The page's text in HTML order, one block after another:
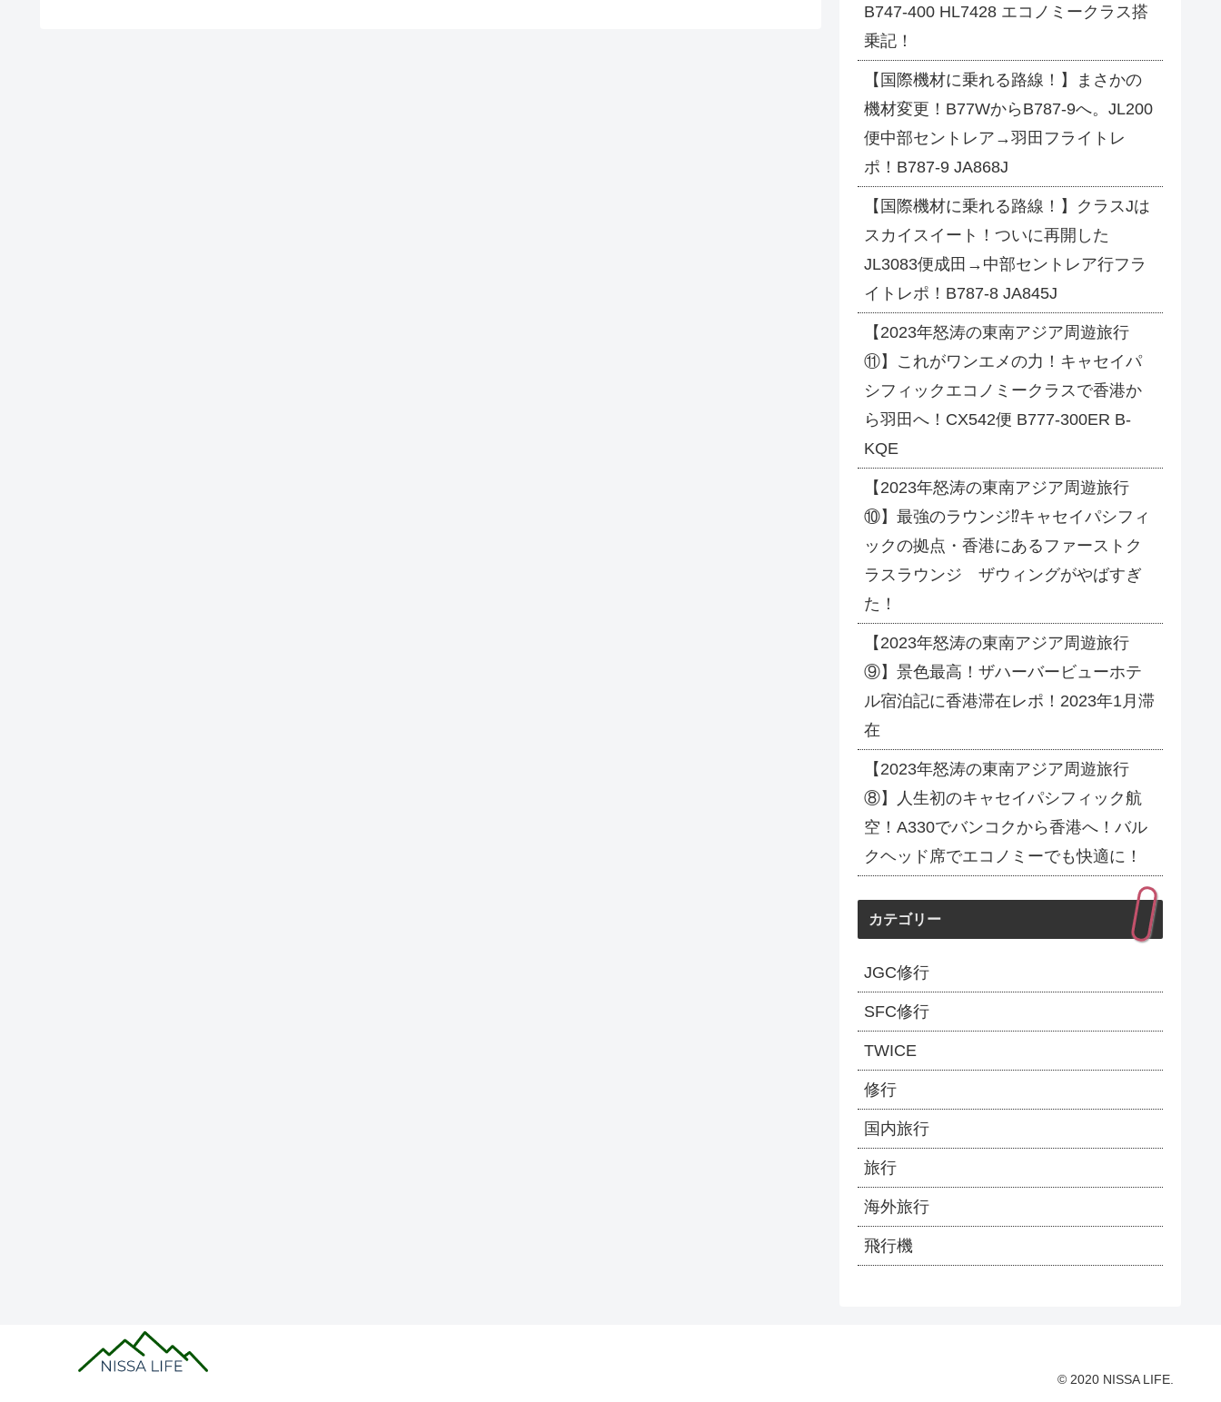
B747-400 HL7428 エコノミークラス搭
乗記！
【国際機材に乗れる路線！】まさかの
機材変更！B77WからB787-9へ。JL200
便中部セントレア→羽田フライトレ
ポ！B787-9 JA868J
【国際機材に乗れる路線！】クラスJは
スカイスイート！ついに再開した
JL3083便成田→中部セントレア行フラ
イトレポ！B787-8 JA845J
【2023年怒涛の東南アジア周遊旅行
⑪】これがワンエメの力！キャセイパ
シフィックエコノミークラスで香港か
ら羽田へ！CX542便 B777-300ER B-
KQE
【2023年怒涛の東南アジア周遊旅行
⑩】最強のラウンジ⁉キャセイパシフィ
ックの拠点・香港にあるファーストク
ラスラウンジ ザウィングがやばすぎ
た！
【2023年怒涛の東南アジア周遊旅行
⑨】景色最高！ザハーバービューホテ
ル宿泊記に香港滞在レポ！2023年1月滞
在
【2023年怒涛の東南アジア周遊旅行
⑧】人生初のキャセイパシフィック航
空！A330でバンコクから香港へ！バル
クヘッド席でエコノミーでも快適に！
カテゴリー
JGC修行
SFC修行
TWICE
修行
国内旅行
旅行
海外旅行
飛行機
© 2020 NISSA LIFE.